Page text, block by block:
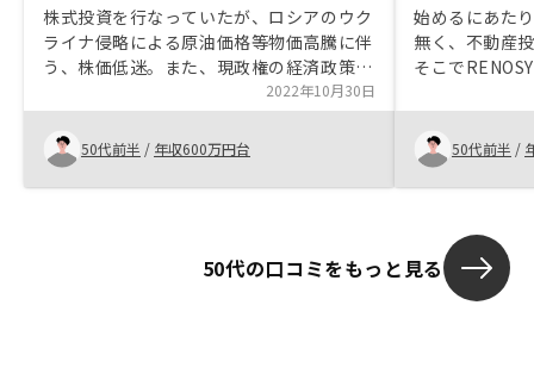
株式投資を行なっていたが、ロシアのウク
ライナ侵略による原油価格等物価高騰に伴
う、株価低迷。また、現政権の経済政策不
安などが重なったため、株式投資以外の資
産運用を考えていたところでタイミング良
くRENOSYと出会った。担当営業と話をし
て、不明点の解消ができてよかった。
2022年10月30日
50代前半 / 年収600万円台
始めるにあた
無く、不動産
そこで
説明を受け不
た。 又、
良い物件を紹
RENOSYで運
50代前半 /
50代の口コミをもっと見る